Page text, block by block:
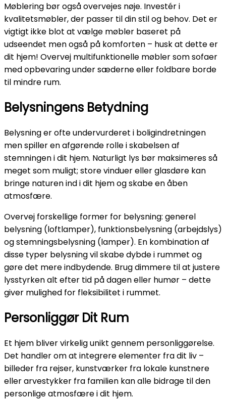
Møblering bør også overvejes nøje. Investér i
kvalitetsmøbler, der passer til din stil og behov. Det er
vigtigt ikke blot at vælge møbler baseret på
udseendet men også på komforten – husk at dette er
dit hjem! Overvej multifunktionelle møbler som sofaer
med opbevaring under sæderne eller foldbare borde
til mindre rum.
Belysningens Betydning
Belysning er ofte undervurderet i boligindretningen
men spiller en afgørende rolle i skabelsen af
stemningen i dit hjem. Naturligt lys bør maksimeres så
meget som muligt; store vinduer eller glasdøre kan
bringe naturen ind i dit hjem og skabe en åben
atmosfære.
Overvej forskellige former for belysning: generel
belysning (loftlamper), funktionsbelysning (arbejdslys)
og stemningsbelysning (lamper). En kombination af
disse typer belysning vil skabe dybde i rummet og
gøre det mere indbydende. Brug dimmere til at justere
lysstyrken alt efter tid på dagen eller humør – dette
giver mulighed for fleksibilitet i rummet.
Personliggør Dit Rum
Et hjem bliver virkelig unikt gennem personliggørelse.
Det handler om at integrere elementer fra dit liv –
billeder fra rejser, kunstværker fra lokale kunstnere
eller arvestykker fra familien kan alle bidrage til den
personlige atmosfære i dit hjem.